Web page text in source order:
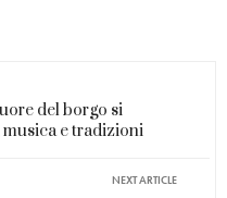
del borgo si
e tradizioni
NEXT ARTICLE